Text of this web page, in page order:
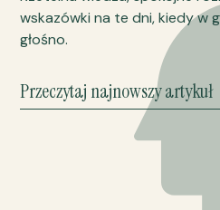
wskazówki na te dni, kiedy w
głośno.
Przeczytaj najnowszy artykuł